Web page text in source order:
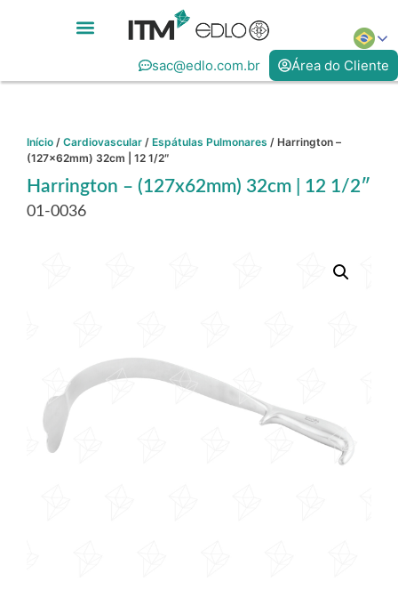
sac@edlo.com.br Área do Cliente
Início / Cardiovascular / Espátulas Pulmonares / Harrington –
(127x62mm) 32cm | 12 1/2″
Harrington – (127x62mm) 32cm | 12 1/2″
01-0036